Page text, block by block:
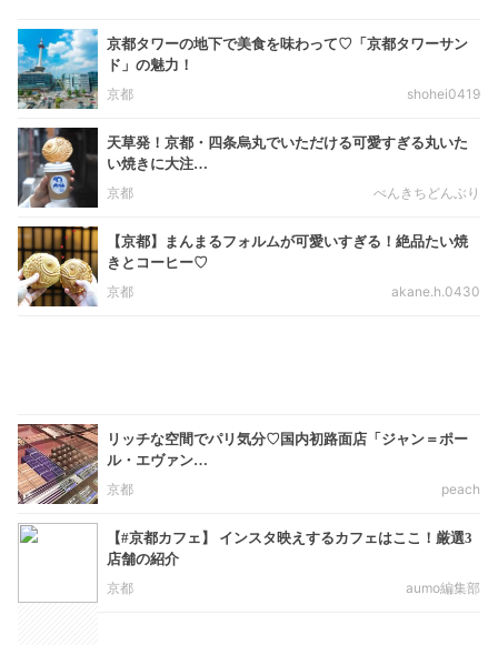
京都タワーの地下で美食を味わって♡「京都タワーサン
ド」の魅力！
京都
shohei0419
天草発！京都・四条烏丸でいただける可愛すぎる丸いた
い焼きに大注…
京都
べんきちどんぶり
【京都】まんまるフォルムが可愛いすぎる！絶品たい焼
きとコーヒー♡
京都
akane.h.0430
リッチな空間でパリ気分♡国内初路面店「ジャン＝ポー
ル・エヴァン…
京都
peach
【#京都カフェ】 インスタ映えするカフェはここ！厳選3
店舗の紹介
京都
aumo編集部